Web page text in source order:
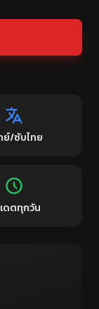
ย์/ซับไทย
ดตทุกวัน